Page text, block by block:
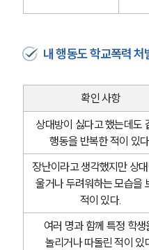
내 행동도 학교폭력
확인 사항
상대방이 싫다고 했는데도
행동을 반복한 적이 있다.
장난이라고 생각했지만 상
울거나 두려워하는 모습을
적이 있다.
여러 명과 함께 특정 학생
놀리거나 따돌린 적이 있